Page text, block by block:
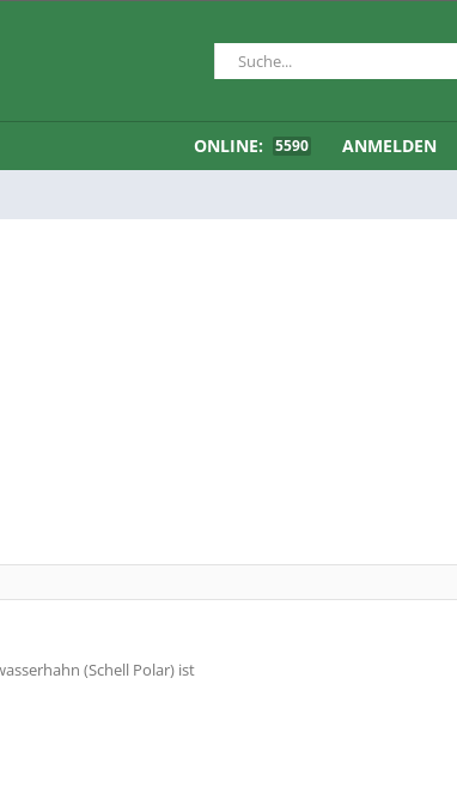
ONLINE: 5590 ANMELDEN
(Schell Polar) ist